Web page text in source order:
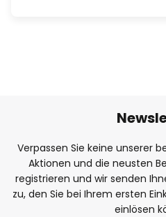
Verpassen Sie keine unserer
Aktionen und die neusten
registrieren und wir senden
zu, den Sie bei Ihrem ersten
einlösen